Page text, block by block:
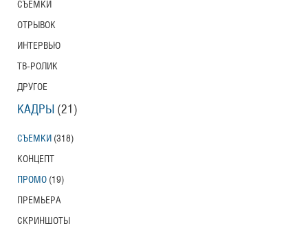
СЪЕМКИ
ОТРЫВОК
ИНТЕРВЬЮ
ТВ-РОЛИК
ДРУГОЕ
КАДРЫ (21)
СЪЕМКИ (318)
КОНЦЕПТ
ПРОМО (19)
ПРЕМЬЕРА
СКРИНШОТЫ